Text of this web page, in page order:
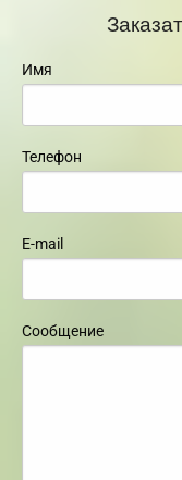
Имя
Телефон
E-mail
Сообщение